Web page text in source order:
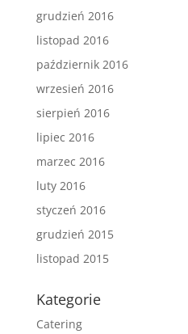
grudzień 2016
listopad 2016
październik 2016
wrzesień 2016
sierpień 2016
lipiec 2016
marzec 2016
luty 2016
styczeń 2016
grudzień 2015
listopad 2015
Kategorie
Catering